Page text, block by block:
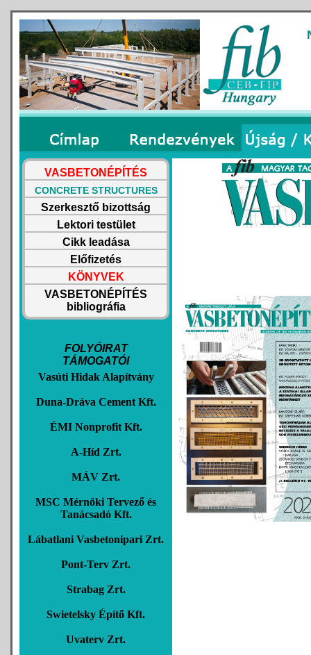
VASBETONÉPÍTÉS
CONCRETE STRUCTURES
Szerkesztő bizottság
Lektori testület
Cikk leadása
Előfizetés
KÖNYVEK
VASBETONÉPÍTÉS
bibliográfia
FOLYÓIRAT
TÁMOGATÓI
Vasúti Hidak Alapítvány
Duna-Dráva Cement Kft.
ÉMI Nonprofit Kft.
A-Híd Zrt.
MÁV Zrt.
MSC Mérnöki Tervező és
Tanácsadó Kft.
Lábatlani Vasbetonipari Zrt.
Pont-Terv Zrt.
Strabag Zrt.
Swietelsky Építő Kft.
Uvaterv Zrt.